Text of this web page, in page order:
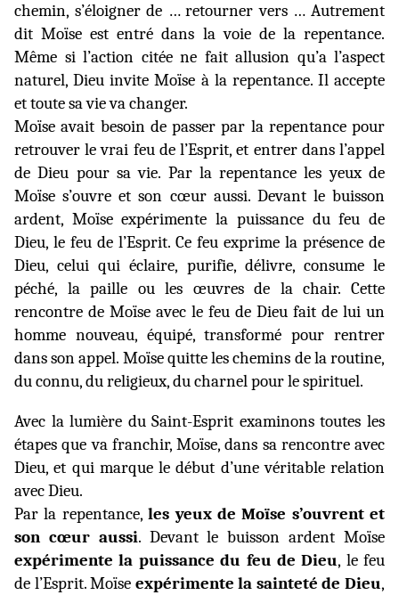
chemin, s’éloigner de …retourner vers … Autrement
dit Moïse est entré dans la voie de la repentance.
Même si l’action citée ne fait allusion qu’a l’aspect
naturel, Dieu invite Moïse à la repentance. Il accepte
et toute sa vie va changer.
Moïse avait besoin de passer par la repentance pour
retrouver le vrai feu de l’Esprit, et entrer dans l’appel
de Dieu pour sa vie. Par la repentance les yeux de
Moïse s’ouvre et son cœur aussi. Devant le buisson
ardent, Moïse expérimente la puissance du feu de
Dieu, le feu de l’Esprit. Ce feu exprime la présence de
Dieu, celui qui éclaire, purifie, délivre, consume le
péché, la paille ou les œuvres de la chair. Cette
rencontre de Moïse avec le feu de Dieu fait de lui un
homme nouveau, équipé, transformé pour rentrer
dans son appel. Moïse quitte les chemins de la routine,
du connu,du religieux, du charnel pour le spirituel.
Avec la lumière du Saint-Esprit examinons toutes les
étapes que va franchir, Moïse, dans sa rencontre avec
Dieu, et qui marque le début d’une véritable relation
avec Dieu.
Par la repentance,les yeux de Moïse s’ouvrent et
son cœur aussi. Devant le buisson ardent Moïse
expérimente la puissance du feu de Dieu, le feu
de l’Esprit. Moïse expérimente la sainteté de Dieu,